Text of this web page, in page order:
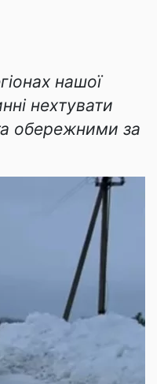
нашої
нехтувати
обережними за